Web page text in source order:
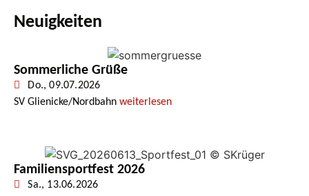
Neuigkeiten
Sommerliche Grüße
Do., 09.07.2026
SV Glienicke/Nordbahn weiterlesen
Familiensportfest 2026
Sa., 13.06.2026